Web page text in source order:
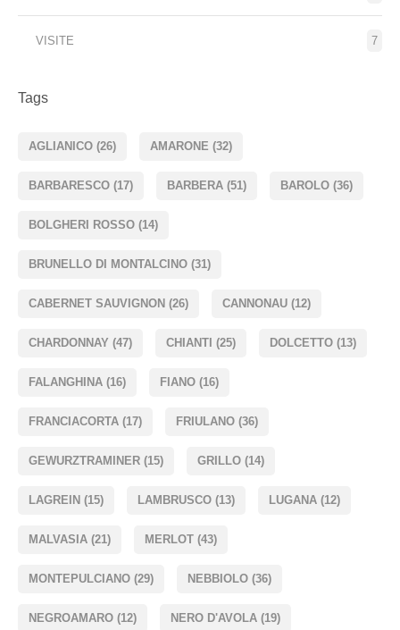
VISITE 7
Tags
AGLIANICO (26) AMARONE (32)
BARBARESCO (17) BARBERA (51) BAROLO (36)
BOLGHERI ROSSO (14)
BRUNELLO DI MONTALCINO (31)
CABERNET SAUVIGNON (26) CANNONAU (12)
CHARDONNAY (47) CHIANTI (25) DOLCETTO (13)
FALANGHINA (16) FIANO (16)
FRANCIACORTA (17) FRIULANO (36)
GEWURZTRAMINER (15) GRILLO (14)
LAGREIN (15) LAMBRUSCO (13) LUGANA (12)
MALVASIA (21) MERLOT (43)
MONTEPULCIANO (29) NEBBIOLO (36)
NEGROAMARO (12) NERO D'AVOLA (19)